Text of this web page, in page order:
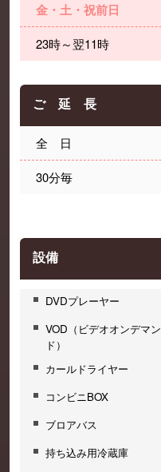
金・土・祝前日
23時～翌11時
ご 延 長
全 日
30分毎
設備
DVDプレーヤー
VOD（ビデオオンデマン
ド）
カールドライヤー
コンビニBOX
ブロアバス
持ち込み用冷蔵庫